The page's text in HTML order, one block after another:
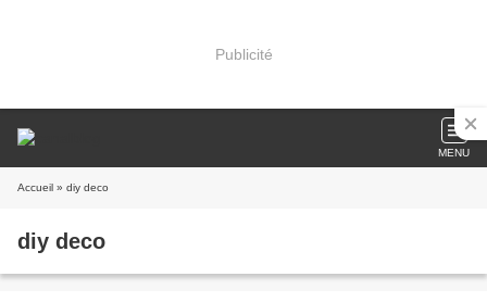
Publicité
MENU
Accueil » diy deco
diy deco